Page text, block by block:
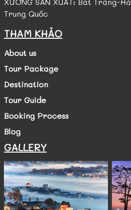
Trung Quốc
THAM KHẢO
About us
Tour Package
Destination
Tour Guide
Booking Process
Blog
GALLERY